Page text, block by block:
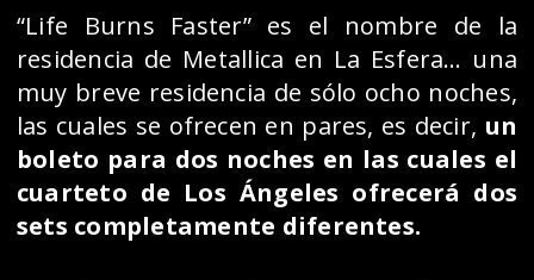
“Life Burns Faster” es el nombre de la
residencia de Metallica en La Esfera… una
muy breve residencia de sólo ocho noches,
las cuales se ofrecen en pares, es decir, un
boleto para dos noches en las cuales el
cuarteto de Los Ángeles ofrecerá dos
sets completamente diferentes.